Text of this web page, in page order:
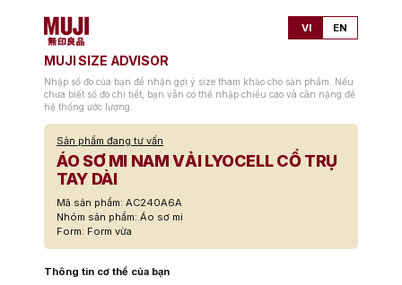
MUJI SIZE ADVISOR
VI EN
Nhập số đo của bạn để nhận gợi ý size tham khảo cho sản phẩm. Nếu
chưa biết số đo chi tiết, bạn vẫn có thể nhập chiều cao và cân nặng để
hệ thống ước lượng.
Sản phẩm đang tư vấn
ÁO SƠ MI NAM VẢI LYOCELL CỔ TRỤ
TAY DÀI
Mã sản phẩm: AC240A6A
Nhóm sản phẩm: Áo sơ mi
Form: Form vừa
Thông tin cơ thể của bạn